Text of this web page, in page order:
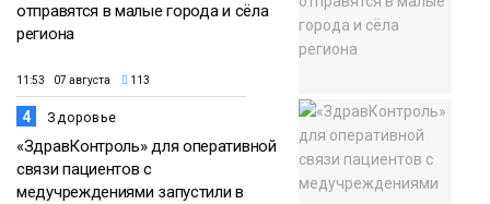
отправятся в малые города и сёла
региона
11:53 07 августа 113
4 Здоровье
«ЗдравКонтроль» для оперативной
связи пациентов с
медучреждениями запустили в